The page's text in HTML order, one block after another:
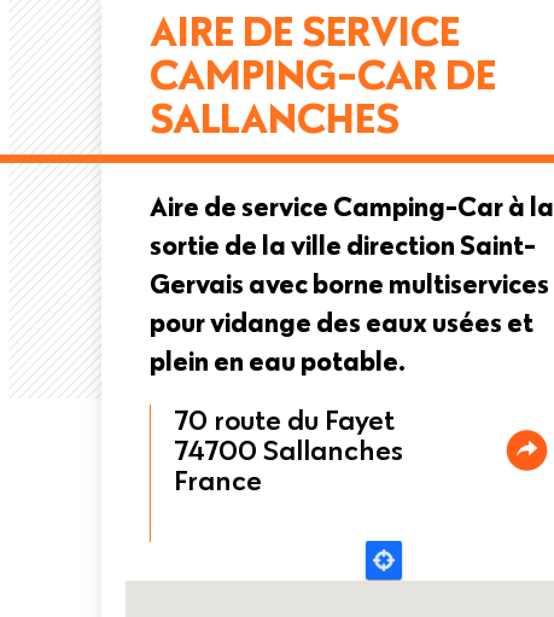
AIRE DE SERVICE
CAMPING-CAR DE
SALLANCHES
Aire de service Camping-Car à la
sortie de la ville direction Saint-
Gervais avec borne multiservices
pour vidange des eaux usées et
plein en eau potable.
70 route du Fayet
74700 Sallanches
France